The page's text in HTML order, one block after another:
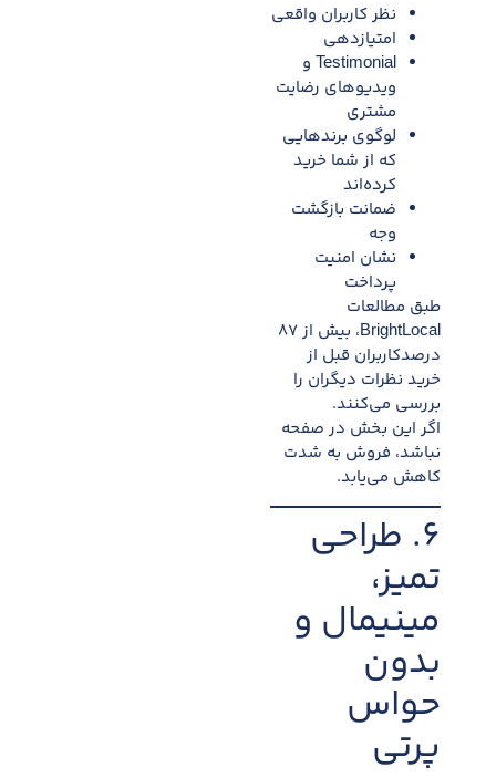
نظر کاربران واقعی
امتیازدهی
Testimonial و
ویدیوهای رضایت
مشتری
لوگوی برندهایی
که از شما خرید
کرده‌اند
ضمانت بازگشت
وجه
نشان امنیت
پرداخت
طبق مطالعات
BrightLocal، بیش از ۸۷
درصدکاربران قبل از
خرید نظرات دیگران را
بررسی می‌کنند.
اگر این بخش در صفحه
نباشد، فروش به شدت
کاهش می‌یابد.
۶. طراحی
تمیز،
مینیمال و
بدون
حواس
پرتی